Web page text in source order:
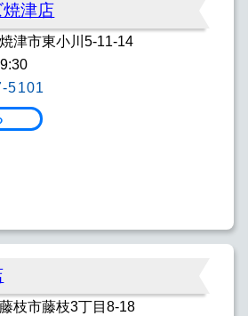
焼津店
津市東小川5-11-14
5101
枝市藤枝3丁目8-18